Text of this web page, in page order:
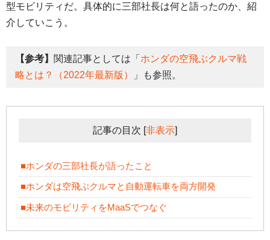
型モビリティだ。具体的に三部社長は何と語ったのか、紹
介していこう。
【参考】 関連記事としては「 ホンダの空飛ぶクルマ戦
略とは？（2022年最新版）
」も参照。
記事の目次 [非表示]
■ホンダの三部社長が語ったこと
■ホンダは空飛ぶクルマと自動運転車を両方開発
■未来のモビリティをMaaSでつなぐ